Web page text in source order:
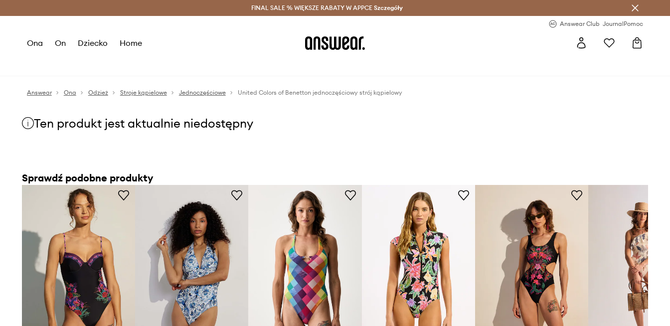
Oszczędzaj z Answear Club > Dostawa nawet w 24h >
FINAL SALE % WIĘKSZE RABATY W APPCE Szczegóły
Answear Club JournalPomoc
Ona On Dziecko Home
Answear Ona Odzież Stroje kąpielowe Jednoczęściowe United Colors of Benetton jednoczęściowy strój kąpielowy
Ten produkt jest aktualnie niedostępny
Sprawdź podobne produkty